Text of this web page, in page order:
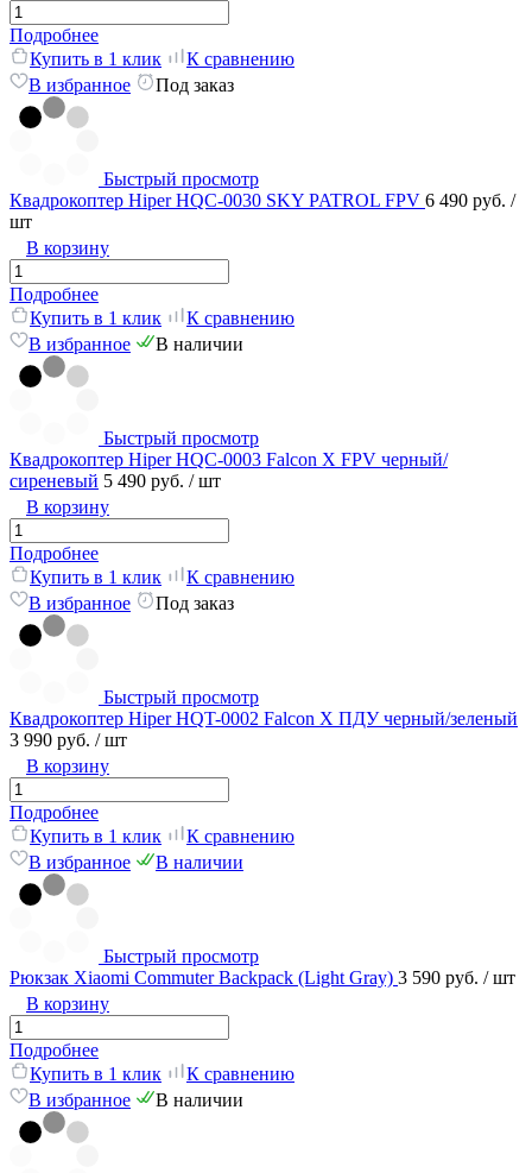
Подробнее
Купить в 1 клик
К сравнению
В избранное
Под заказ
Быстрый просмотр
Квадрокоптер Hiper HQC-0030 SKY PATROL FPV 6 490 руб. /
шт
В корзину
Подробнее
Купить в 1 клик
К сравнению
В избранное
В наличии
Быстрый просмотр
Квадрокоптер Hiper HQC-0003 Falcon X FPV черный/
сиреневый 5 490 руб. / шт
В корзину
Подробнее
Купить в 1 клик
К сравнению
В избранное
Под заказ
Быстрый просмотр
Квадрокоптер Hiper HQT-0002 Falcon X ПДУ черный/зеленый
3 990 руб. / шт
В корзину
Подробнее
Купить в 1 клик
К сравнению
В избранное
В наличии
Быстрый просмотр
Рюкзак Xiaomi Commuter Backpack (Light Gray) 3 590 руб. / шт
В корзину
Подробнее
Купить в 1 клик
К сравнению
В избранное
В наличии